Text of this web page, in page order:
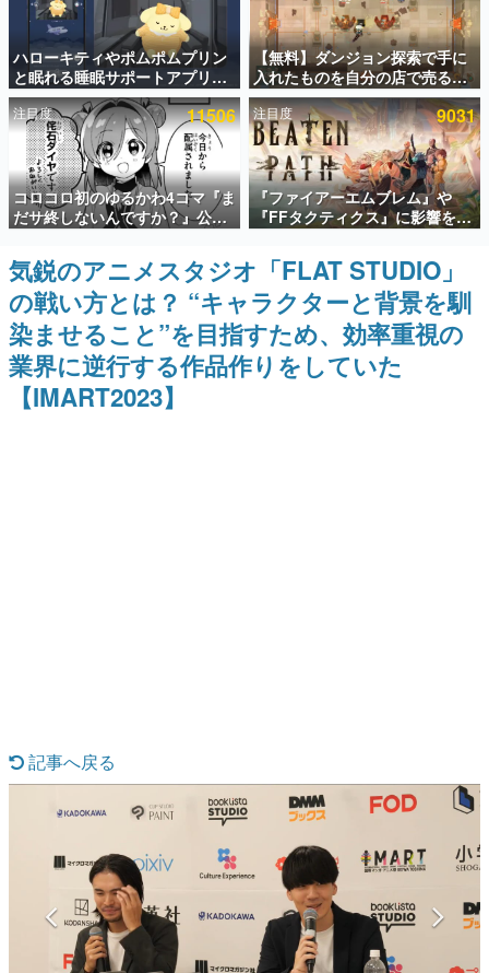
ゲームの企画書
名作ゲームクリエイターの方々に製作時のエピソードをお
聞きし、ヒットする企画（ゲーム）とは何か？を探ってい
きます。
赫本
この物語を解いてはいけない。『赫本』は、〈試験問題〉
の形をした短編ホラー小説集です。
新世代に訊く
これからのデジタルゲーム市場を担う若きクリエイター達
の姿を追い、彼らのルーツと情熱を探っていきます。
ゲーム世代の作家たち
ゲームに多大な影響を受けた作家さんに取材し、ゲームが
日本のコンテンツ産業やカルチャーに与えた影響を探る企
画です。
日本モバイルゲーム産業史
日本のモバイルゲーム史における主要なトピック・タイト
ルを網羅するほか、開発者へのインタビューや識者による
解説を掲載。約20年の歴史が一望できる決定版！
特集記事
マンガ
女性向け
アプリレビュー
その他
ハローキティやポムポムプリン
と眠れる睡眠サポートアプリ
『ゆめたび』が配信中。キャラ
ごとのASMRや目覚ましアラー
ムも搭載
【無料】ダンジョン探索で手に
入れたものを自分の店で売るゲ
ーム『Moonlighter』がSteam
にて無料配布中！続編
『Moonlighter 2』の9月2日正
式リリースを記念したキャンペ
ーン
注目度 11506
コロコロ初のゆるかわ4コマ『ま
だサ終しないんですか？』公開
スタート。主人公は新入社員の
侘石ダイヤ、ゲーム会社を舞台
にトラブルへ対応する社員たち
を描く
注目度 9031
『ファイアーエムブレム』や
『FFタクティクス』に影響を受
けた新作戦略RPG『Beaten
Path』2027年に発売へ。
PC（Steam）、PS5、Xbox、
Switch向けにリリース予定
気鋭のアニメスタジオ「FLAT STUDIO」
の戦い方とは？ “キャラクターと背景を馴
染ませること”を目指すため、効率重視の
業界に逆行する作品作りをしていた
【IMART2023】
記事へ戻る